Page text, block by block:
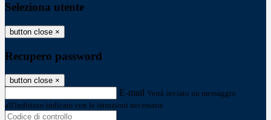
Seleziona utente
button close ×
Recupero password
button close ×
E-mail Verrà inviato un messaggio
all'indirizzo indicato con le istruzioni necessarie.